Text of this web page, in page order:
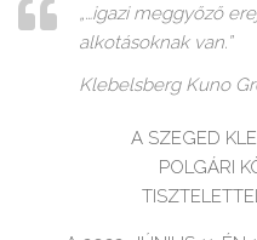
„…igazi meggyőző
alkotásoknak van.”
Klebelsberg Kuno
A SZEGED
POLGÁRI